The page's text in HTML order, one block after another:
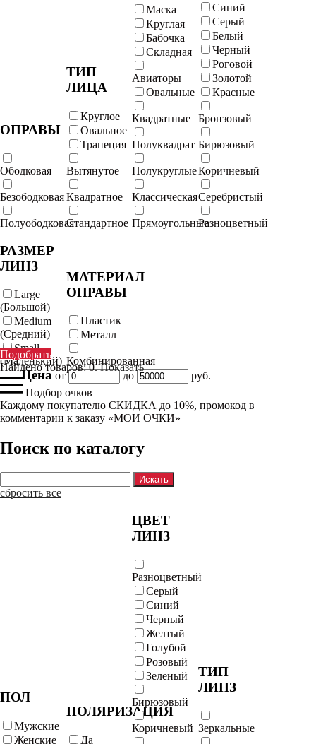
ОПРАВЫ
Ободковая
Безободковая
Полуободковая
ТИП
ЛИЦА
Круглое
Овальное
Трапеция
Вытянутое
Квадратное
Стандартное
Маска
Круглая
Бабочка
Складная
Авиаторы
Овальные
Квадратные
Полуквадрат
Полукруглые
Классическая
Прямоугольные
Синий
Серый
Белый
Черный
Роговой
Золотой
Красные
Бронзовый
Бирюзовый
Коричневый
Серебристый
Разноцветный
РАЗМЕР
ЛИНЗ
Large
(Большой)
Medium
(Средний)
Small
(Маленький)
МАТЕРИАЛ
ОПРАВЫ
Пластик
Металл
Комбинированная
Цена от до руб.
Подобрать
Найдено товаров:0.Показать
Подбор очков
Каждому покупателю СКИДКА до 10%, промокод в
комментарии к заказу «МОИ ОЧКИ»
Поиск по каталогу
сбросить все
ПОЛ
Мужские
Женские
ПОЛЯРИЗАЦИЯ
Да
ЦВЕТ
ЛИНЗ
Разноцветный
Серый
Синий
Черный
Желтый
Голубой
Розовый
Зеленый
Бирюзовый
Коричневый
ТИП
ЛИНЗ
Зеркальные